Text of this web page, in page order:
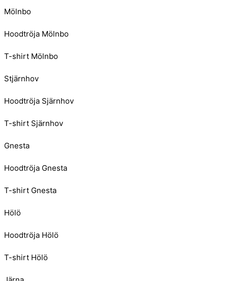
Mölnbo
Hoodtröja Mölnbo
T-shirt Mölnbo
Stjärnhov
Hoodtröja Sjärnhov
T-shirt Sjärnhov
Gnesta
Hoodtröja Gnesta
T-shirt Gnesta
Hölö
Hoodtröja Hölö
T-shirt Hölö